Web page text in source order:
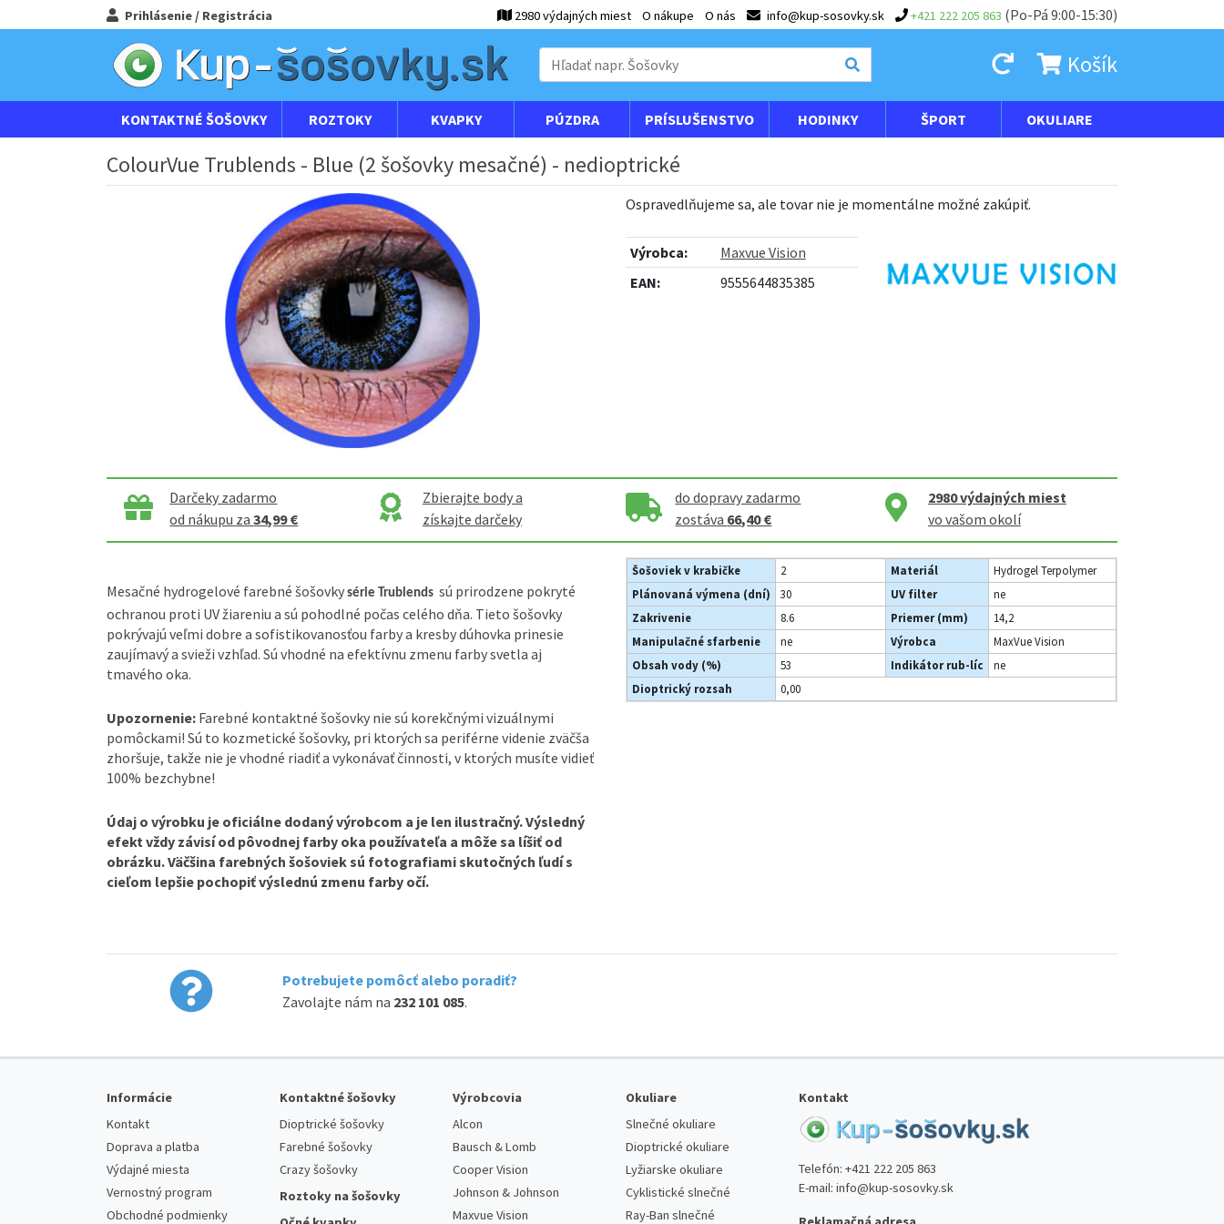
Prihlásenie / Registrácia 2980 výdajných miest O nákupe O nás info@kup-sosovky.sk +421 222 205 863 (Po-Pá 9:00-15:30)
Košík
KONTAKTNÉ ŠOŠOVKY ROZTOKY KVAPKY PÚZDRA PRÍSLUŠENSTVO HODINKY ŠPORT OKULIARE
ColourVue Trublends - Blue (2 šošovky mesačné) - nedioptrické
Ospravedlňujeme sa, ale tovar nie je momentálne možné zakúpiť.
Výrobca:
Maxvue Vision
EAN:
9555644835385
Darčeky zadarmo
od nákupu za34,99 €
Zbierajte body a
získajte darčeky
do dopravy zadarmo
zostáva 66,40 €
2980výdajných miest
vo vašom okolí
Mesačné hydrogelové farebné šošovky série Trublends sú prirodzene pokryté
ochranou proti UV žiareniu a sú pohodlné počas celého dňa. Tieto šošovky
pokrývajú veľmi dobre a sofistikovanosťou farby a kresby dúhovka prinesie
zaujímavý a svieži vzhľad. Sú vhodné na efektívnu zmenu farby svetla aj
tmavého oka.
Upozornenie: Farebné kontaktné šošovky nie sú korekčnými vizuálnymi
pomôckami! Sú to kozmetické šošovky, pri ktorých sa periférne videnie zväčša
zhoršuje, takže nie je vhodné riadiť a vykonávať činnosti, v ktorých musíte vidieť
100% bezchybne!
Údaj o výrobku je oficiálne dodaný výrobcom a je len ilustračný. Výsledný
efekt vždy závisí od pôvodnej farby oka používateľa a môže sa líšiť od
obrázku. Väčšina farebných šošoviek sú fotografiami skutočných ľudí s
cieľom lepšie pochopiť výslednú zmenu farby očí.
Šošoviek v krabičke 2 Materiál
Hydrogel Terpolymer
Plánovaná výmena (dní)
30 UV filter
ne
Zakrivenie
8.6 Priemer (mm)
14,2
Manipulačné sfarbenie
ne Výrobca
MaxVue Vision
Obsah vody (%)
53 Indikátor rub-líc
ne
Dioptrický rozsah
0,00
Potrebujete pomôcť alebo poradiť?
Zavolajte nám na 232 101 085.
Informácie
Kontakt
Doprava a platba
Výdajné miesta
Vernostný program
Obchodné podmienky
Kontaktné šošovky
Dioptrické šošovky
Farebné šošovky
Crazy šošovky
Roztoky na šošovky
Výrobcovia
Alcon
Bausch & Lomb
Cooper Vision
Johnson & Johnson
Maxvue Vision
Okuliare
Slnečné okuliare
Dioptrické okuliare
Lyžiarske okuliare
Cyklistické slnečné
Ray-Ban slnečné
Kontakt
Telefón: +421 222 205 863
E-mail: info@kup-sosovky.sk